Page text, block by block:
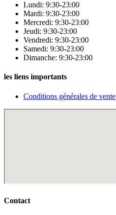
Lundi: 9:30-23:00
Mardi: 9:30-23:00
Mercredi: 9:30-23:00
Jeudi: 9:30-23:00
Vendredi: 9:30-23:00
Samedi: 9:30-23:00
Dimanche: 9:30-23:00
les liens importants
Conditions générales de vente
Contact